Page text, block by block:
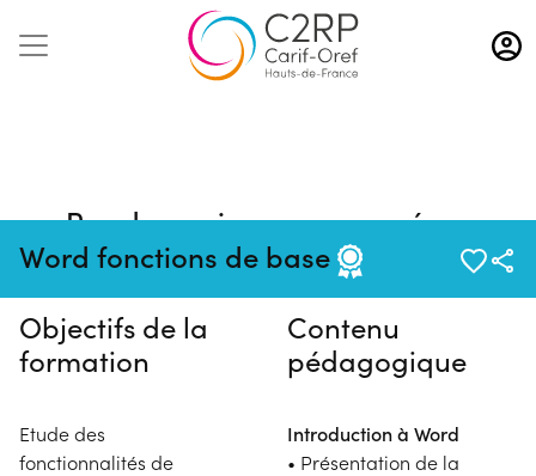
Aller
au
contenu
Word fonctions de base
Pas de session programmée en
ce moment
Objectifs de la
formation
Etude des
fonctionnalités de
Contenu
pédagogique
Introduction à Word
• Présentation de la